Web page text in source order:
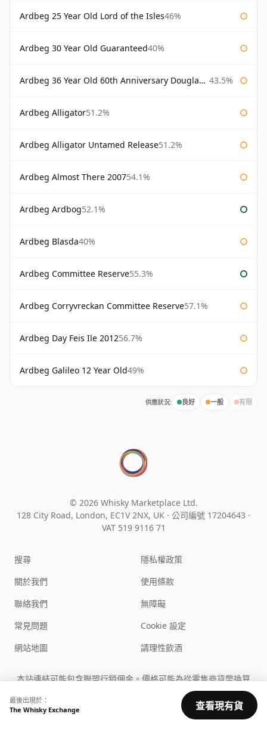
Ardbeg 25 Year Old Lord of the Isles46%
Ardbeg 30 Year Old Guaranteed40%
Ardbeg 36 Year Old 60th Anniversary Douglas Laing 43.5%
Ardbeg Alligator51.2%
Ardbeg Alligator Untamed Release51.2%
Ardbeg Almost There 200754.1%
Ardbeg Ardbog52.1%
Ardbeg Blasda40%
Ardbeg Committee Reserve55.3%
Ardbeg Corryvreckan Committee Reserve57.1%
Ardbeg Day Feis Ile 201256.7%
Ardbeg Galileo 12 Year Old49%
供應狀況: 良好 一般 有限
最後出現於：
The Whisky Exchange
查看現有貨
© 2026 Whisky Marketplace Ltd.
128 City Road, London, EC1V 2NX, UK · 公司編號 17204643 ·
VAT 519 9116 71
搜尋
關於我們
聯絡我們
常見問題
網站地圖
隱私權政策
使用條款
無障礙
Cookie 設定
請理性飲酒
本站連結可能包含聯盟行銷佣金。價格可能為從零售商貨幣換算
之估計值。您必須達到所在國家的法定飲酒年齡才能使用本站。